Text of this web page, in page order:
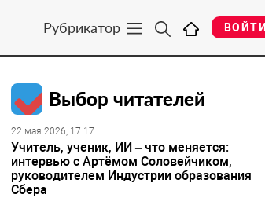
Рубрикатор ВОЙТИ
Выбор читателей
22 мая 2026, 17:17
Учитель, ученик, ИИ – что меняется:
интервью с Артёмом Соловейчиком,
руководителем Индустрии образования
Сбера